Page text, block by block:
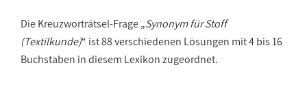
Die Kreuzworträtsel-Frage „Synonym für Stoff
(Textilkunde)“ ist 88 verschiedenen Lösungen mit 4 bis 16
Buchstaben in diesem Lexikon zugeordnet.